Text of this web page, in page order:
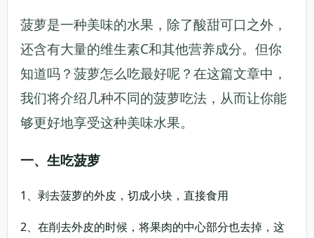
菠萝是一种美味的水果，除了酸甜可口之外，
还含有大量的维生素C和其他营养成分。但你
知道吗？菠萝怎么吃最好呢？在这篇文章中，
我们将介绍几种不同的菠萝吃法，从而让你能
够更好地享受这种美味水果。
一、生吃菠萝
1、剥去菠萝的外皮，切成小块，直接食用
2、在削去外皮的时候，将果肉的中心部分也去掉，这